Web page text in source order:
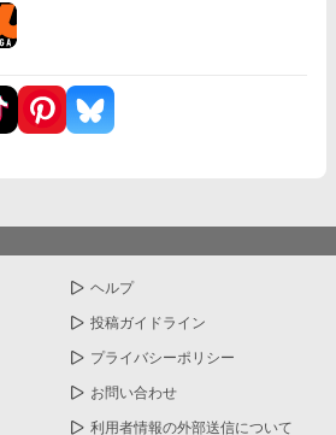
ヘルプ
投稿ガイドライン
プライバシーポリシー
お問い合わせ
利用者情報の外部送信について